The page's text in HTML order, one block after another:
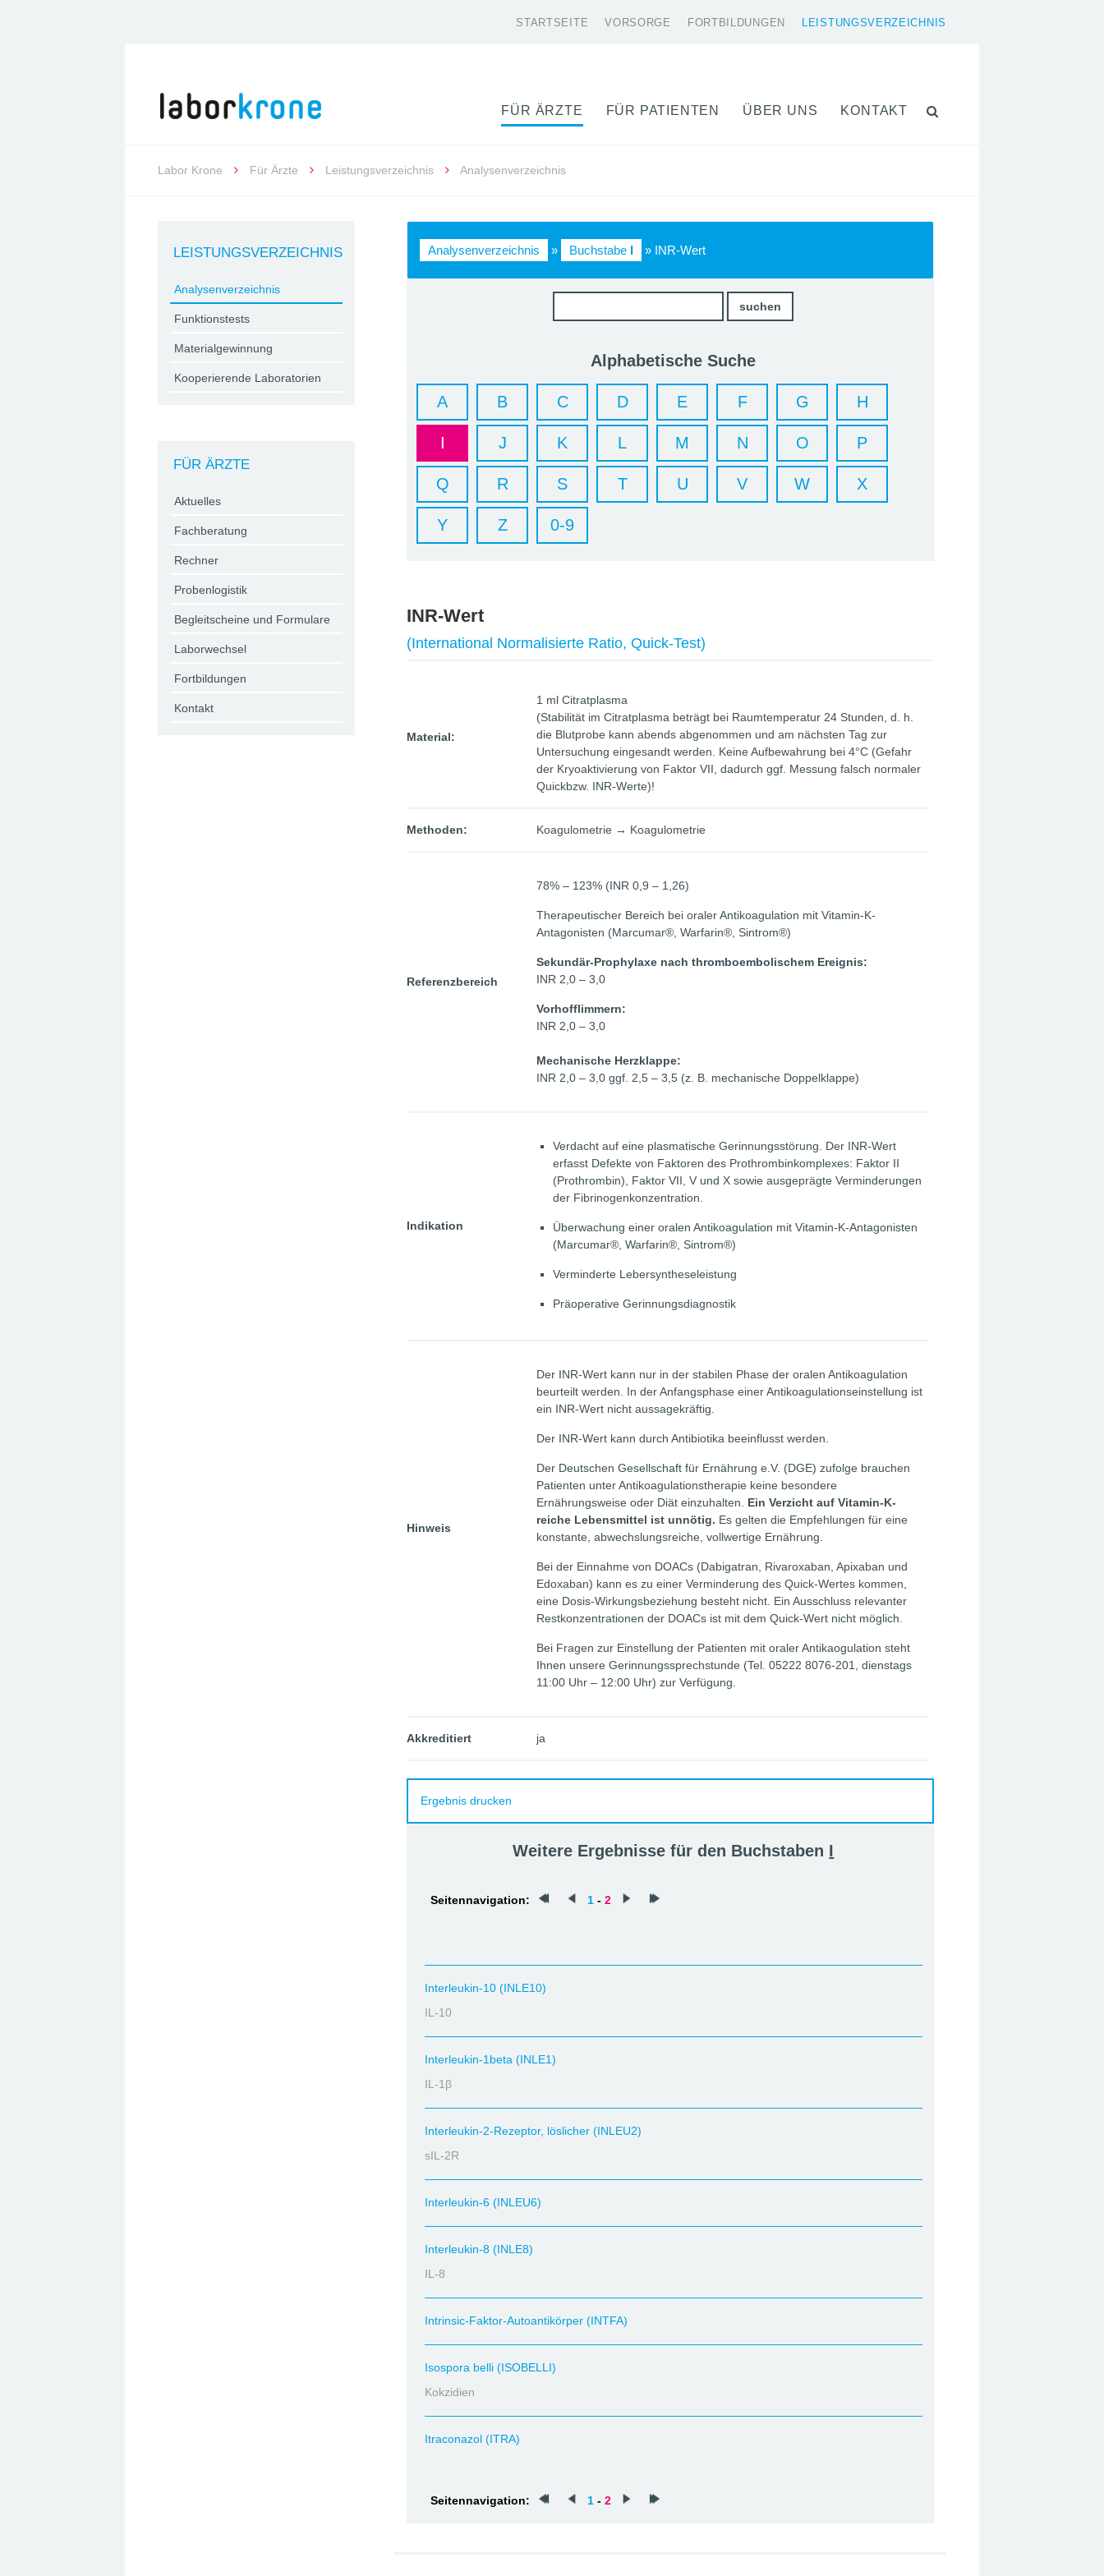
STARTSEITE VORSORGE FORTBILDUNGEN LEISTUNGSVERZEICHNIS
FÜR ÄRZTE FÜR PATIENTEN ÜBER UNS KONTAKT
Labor Krone Für Ärzte Leistungsverzeichnis Analysenverzeichnis
Analysenverzeichnis » Buchstabe I » INR-Wert
Alphabetische Suche
A B C D E F G H
I J K L M N O P
Q R S T U V W X
Y Z 0-9
INR-Wert
(International Normalisierte Ratio, Quick-Test)
Material:
1 ml Citratplasma
(Stabilität im Citratplasma beträgt bei Raumtemperatur 24 Stunden, d. h.
die Blutprobe kann abends abgenommen und am nächsten Tag zur
Untersuchung eingesandt werden. Keine Aufbewahrung bei 4°C (Gefahr
der Kryoaktivierung von Faktor VII, dadurch ggf. Messung falsch normaler
Quickbzw. INR-Werte)!
Methoden: Koagulometrie → Koagulometrie
Referenzbereich
78% – 123% (INR 0,9 – 1,26)
Therapeutischer Bereich bei oraler Antikoagulation mit Vitamin-K-
Antagonisten (Marcumar®, Warfarin®, Sintrom®)
Sekundär-Prophylaxe nach thromboembolischem Ereignis:
INR 2,0 – 3,0
Vorhofflimmern:
INR 2,0 – 3,0
Mechanische Herzklappe:
INR 2,0 – 3,0 ggf. 2,5 – 3,5 (z. B. mechanische Doppelklappe)
Indikation
Verdacht auf eine plasmatische Gerinnungsstörung. Der INR-Wert
erfasst Defekte von Faktoren des Prothrombinkomplexes: Faktor II
(Prothrombin), Faktor VII, V und X sowie ausgeprägte Verminderungen
der Fibrinogenkonzentration.
Überwachung einer oralen Antikoagulation mit Vitamin-K-Antagonisten
(Marcumar®, Warfarin®, Sintrom®)
Verminderte Lebersyntheseleistung
Präoperative Gerinnungsdiagnostik
Hinweis
Der INR-Wert kann nur in der stabilen Phase der oralen Antikoagulation
beurteilt werden. In der Anfangsphase einer Antikoagulationseinstellung ist
ein INR-Wert nicht aussagekräftig.
Der INR-Wert kann durch Antibiotika beeinflusst werden.
Der Deutschen Gesellschaft für Ernährung e.V. (DGE) zufolge brauchen
Patienten unter Antikoagulationstherapie keine besondere
Ernährungsweise oder Diät einzuhalten.
Ein Verzicht auf Vitamin-K-
reiche Lebensmittel ist unnötig. Es gelten die Empfehlungen für eine
konstante, abwechslungsreiche, vollwertige Ernährung.
Bei der Einnahme von DOACs (Dabigatran, Rivaroxaban, Apixaban und
Edoxaban) kann es zu einer Verminderung des Quick-Wertes kommen,
eine Dosis-Wirkungsbeziehung besteht nicht. Ein Ausschluss relevanter
Restkonzentrationen der DOACs ist mit dem Quick-Wert nicht möglich.
Bei Fragen zur Einstellung der Patienten mit oraler Antikaogulation steht
Ihnen unsere Gerinnungssprechstunde (Tel. 05222 8076-201, dienstags
11:00 Uhr – 12:00 Uhr) zur Verfügung.
Akkreditiert ja
Ergebnis drucken
Weitere Ergebnisse für den Buchstaben I
Seitennavigation: 1 - 2
Interleukin-10 (INLE10)
IL-10
Interleukin-1beta (INLE1)
IL-1β
Interleukin-2-Rezeptor, löslicher (INLEU2)
sIL-2R
Interleukin-6 (INLEU6)
Interleukin-8 (INLE8)
IL-8
Intrinsic-Faktor-Autoantikörper (INTFA)
Isospora belli (ISOBELLI)
Kokzidien
Itraconazol (ITRA)
Seitennavigation: 1 - 2
LEISTUNGSVERZEICHNIS
Analysenverzeichnis
Funktionstests
Materialgewinnung
Kooperierende Laboratorien
FÜR ÄRZTE
Aktuelles
Fachberatung
Rechner
Probenlogistik
Begleitscheine und Formulare
Laborwechsel
Fortbildungen
Kontakt